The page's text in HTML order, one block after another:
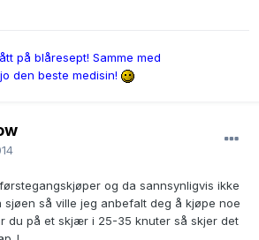
på blåresept! Samme med
den beste medisin!
og da sannsynligvis ikke
så ville jeg anbefalt deg å kjøpe noe
du på et skjær i 25-35 knuter så skjer det